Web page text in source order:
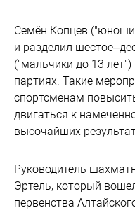
Семён Копцев ("юноши
и разделил
("мальчики до 13
партиях. Такие
спортсменам
двигаться к
высочайших
Руководитель
Эртель, который
первенства